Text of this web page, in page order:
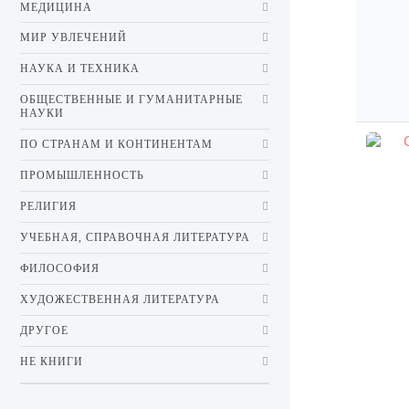
МЕДИЦИНА
МИР УВЛЕЧЕНИЙ
НАУКА И ТЕХНИКА
ОБЩЕСТВЕННЫЕ И ГУМАНИТАРНЫЕ
НАУКИ
ПО СТРАНАМ И КОНТИНЕНТАМ
ПРОМЫШЛЕННОСТЬ
РЕЛИГИЯ
УЧЕБНАЯ, СПРАВОЧНАЯ ЛИТЕРАТУРА
ФИЛОСОФИЯ
ХУДОЖЕСТВЕННАЯ ЛИТЕРАТУРА
ДРУГОЕ
НЕ КНИГИ